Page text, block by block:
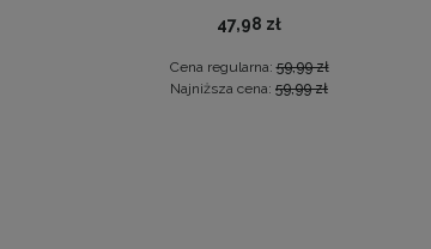
47,98 zł
Cena regularna:59,99 zł
Najniższa cena: 59,99 zł